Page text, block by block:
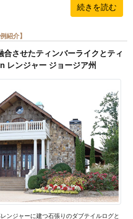
続きを読む
紹介
合させたティンバーライクとティ
レンジャー ジョージア州
ンジャーに建つ石張りのダブテイルログと